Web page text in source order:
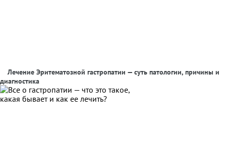
Лечение Эритематозной гастропатии — суть патологии, причины и
диагностика